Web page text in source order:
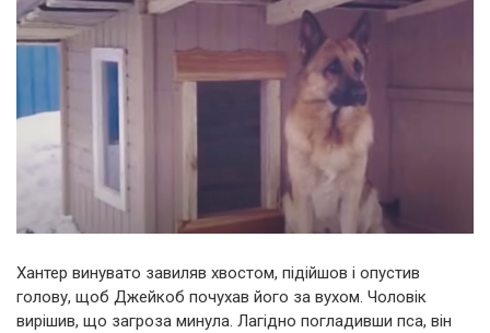
Хантер винувато завиляв хвостом, підійшов і опустив
голову, щоб Джейкоб почухав його за вухом. Чоловік
вирішив, що загроза минула. Лагідно погладивши пса, він